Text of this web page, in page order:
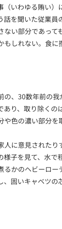
（いわゆる賄い
話を聞いた従業員
ない部分であっ
もしれない。食に
の、30数年前の
あり、取り除く
や色の濃い部分
人に意見された
様子を見て、水
るかのヘビーロ
、固いキャベツ